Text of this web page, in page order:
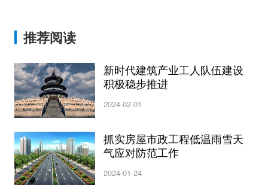
推荐阅读
新时代建筑产业工人队伍建设
积极稳步推进
2024-02-01
抓实房屋市政工程低温雨雪天
气应对防范工作
2024-01-24